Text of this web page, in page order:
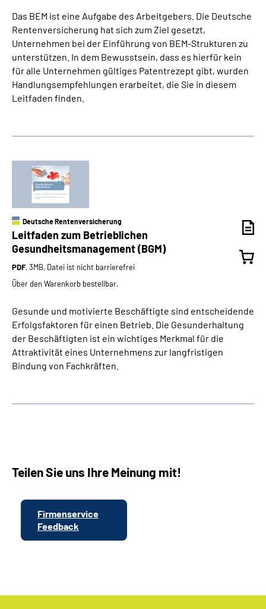
Das BEM ist eine Aufgabe des Arbeitgebers. Die Deutsche
Rentenversicherung hat sich zum Ziel gesetzt,
Unternehmen bei der Einführung von BEM-Strukturen zu
unterstützen. In dem Bewusstsein, dass es hierfür kein
für alle Unternehmen gültiges Patentrezept gibt, wurden
Handlungsempfehlungen erarbeitet, die Sie in diesem
Leitfaden finden.
Deutsche Rentenversicherung
Leitfaden zum Betrieblichen
Gesundheitsmanagement (BGM)
PDF, 3MB, Datei ist nicht barrierefrei
Über den Warenkorb bestellbar.
Gesunde und motivierte Beschäftigte sind entscheidende
Erfolgsfaktoren für einen Betrieb. Die Gesunderhaltung
der Beschäftigten ist ein wichtiges Merkmal für die
Attraktivität eines Unternehmens zur langfristigen
Bindung von Fachkräften.
Teilen Sie uns Ihre Meinung mit!
Firmenservice
Feedback